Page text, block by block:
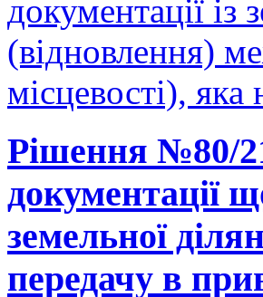
документації
(відновлення)
місцевості),
Рішення №80/
документації
земельної
передачу в